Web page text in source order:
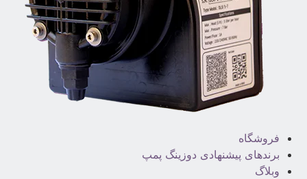
فروشگاه
برندهای پیشنهادی دوزینگ پمپ
وبلاگ